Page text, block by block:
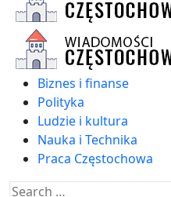
Biznes i finanse
Polityka
Ludzie i kultura
Nauka i Technika
Praca Częstochowa